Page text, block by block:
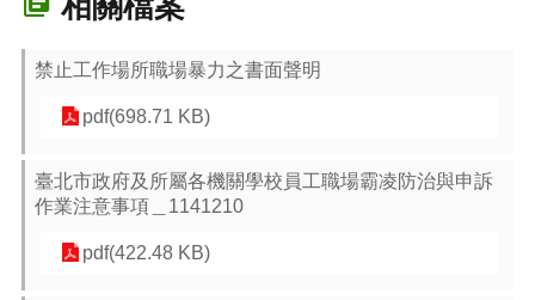
禁止工作場所職場暴力之書面聲明
pdf(698.71 KB)
臺北市政府及所屬各機關學校員工職場霸凌防治與申訴
作業注意事項＿1141210
pdf(422.48 KB)